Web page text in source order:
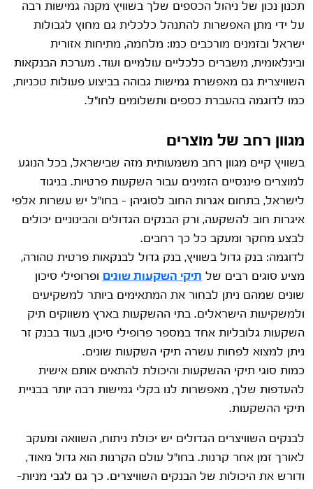
תכנון נכון של ניהול הכספים שלך בשוויץ מקנה גמישות רבה
על ידי מתן האפשרות להתנהל כלכלית גם מחוץ לגבולות
ישראל ובזמנים מורכבים כמו: מלחמה, מתיחות אזורית
ובינלאומית, משברים כלכליים עולמיים ועוד. מערכת הבנקאות
השוויצרית גם מאפשרת גמישות גבוהה בביצוע פעולות טכניות,
כמו לדוגמה בהעברת כספים ותשלומים לחו"ל.
מגוון רחב של מוצרים
בשוויץ קיים מגוון רחב משמעותית מזה שבישראל, בכל הנוגע
למוצרים פיננסיים הזמינים עבור השקעות פרטיות. בניגוד
לישראל, בתחום אגרות החוב לסוגיהן – בחו"ל יש עשרות אלפי
איגרות חוב להשקעה, ורק הבנקים הגדולים והבינוניים יכולים
לבצע מחקר ומעקב כל כך רחבים.
לדוגמה: בנק גדול בשוויץ, בנק גדול לבנקאות פרטית טהורה,
מציע סוגים רבים של תיקי השקעות שונים ופרופילי סיכון
שונים שמהם ניתן לבחור את המתאימים ביותר למשקיעים
ולמשקיעות הישראלים. בתי ההשקעות בארץ משווקים תיק
השקעות גלובליות אחד במספר פרופילי סיכון, בעוד בבנק זר
ניתן למצוא לפחות עשרה תיקי השקעות שונים.
כמות סוגי תיקי ההשקעות והיכולת להתאים אותם אישית
להעדפות שלך, מאפשרות לנו בקלי גמישות רבה יותר בבניית
תיקי ההשקעות.
לבנקים השוויצרים הגדולים יש יכולת ניתוח, השוואה ומעקב
לאורך זמן אחר קרנות. בחו"ל עולם הקרנות הוא גדול מאוד,
ודורש את היכולות של הבנקים השוויצרים. כך גם לגבי מניות-